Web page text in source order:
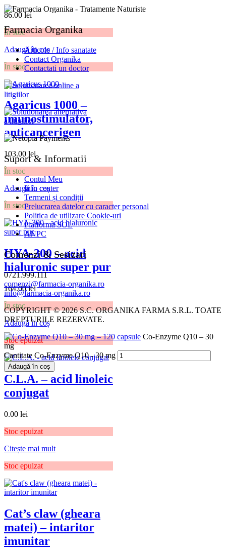
86.00 lei
În stoc
Adaugă în coș
În stoc
Agaricus 1000 –
imunostimulator,
anticancerigen
103.00 lei
În stoc
Adaugă în coș
În stoc
HYA-300 – acid
hialuronic super pur
164.00lei
În stoc
Adaugă în coș
Stoc epuizat
C.L.A. – acid linoleic
conjugat
0.00 lei
Stoc epuizat
Citește mai mult
Stoc epuizat
Cat’s claw (gheara
matei) – intaritor
imunitar
Farmacia Organika
Articole / Info sanatate
Contact Organika
Contactati un doctor
Suport & Informatii
Contul Meu
Info center
Termeni și condiții
Prelucrarea datelor cu caracter personal
Politica de utilizare Cookie-uri
Platforma SOL
ANPC
Comenzi & Sesizari
0721.999.111
comenzi@farmacia-organika.ro
info@farmacia-organika.ro
COPYRIGHT © 2026 S.C. ORGANIKA FARMA S.R.L. TOATE
DREPTURILE REZERVATE.
Co-Enzyme Q10 – 30
mg
Cantitate Co-Enzyme Q10 - 30 mg
Adaugă în coș